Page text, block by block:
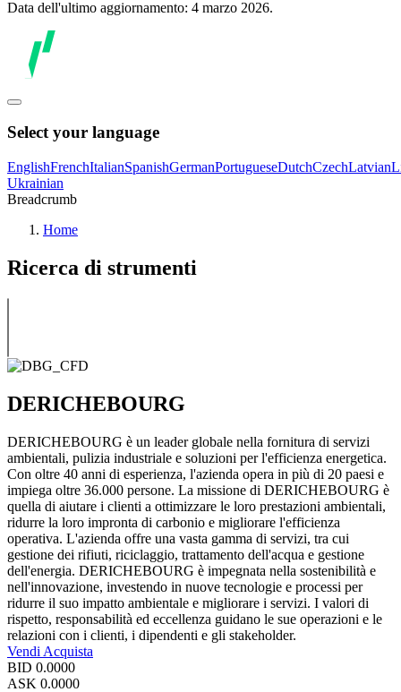
Data dell'ultimo aggiornamento: 4 marzo 2026.
Select your language
EnglishFrenchItalianSpanishGermanPortugueseDutchCzechLatvian
Ukrainian
Breadcrumb
Home
Ricerca di strumenti
DERICHEBOURG
DERICHEBOURG è un leader globale nella fornitura di servizi
ambientali, pulizia industriale e soluzioni per l'efficienza energetica.
Con oltre 40 anni di esperienza, l'azienda opera in più di 20 paesi e
impiega oltre 36.000 persone. La missione di DERICHEBOURG è
quella di aiutare i clienti a ottimizzare le loro prestazioni ambientali,
ridurre la loro impronta di carbonio e migliorare l'efficienza
operativa. L'azienda offre una vasta gamma di servizi, tra cui
gestione dei rifiuti, riciclaggio, trattamento dell'acqua e gestione
dell'energia. DERICHEBOURG è impegnata nella sostenibilità e
nell'innovazione, investendo in nuove tecnologie e processi per
ridurre il suo impatto ambientale e migliorare i servizi. I valori di
rispetto, responsabilità ed eccellenza guidano le sue operazioni e le
relazioni con i clienti, i dipendenti e gli stakeholder.
Vendi Acquista
BID 0.0000
ASK 0.0000